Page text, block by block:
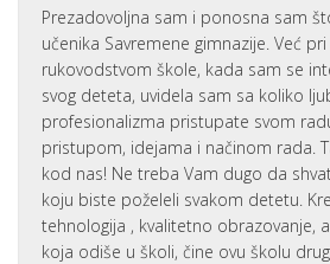
Prezadovoljna sam i ponosna sam
učenika Savremene gimnazije. Već
rukovodstvom škole, kada sam se
svog deteta, uvidela sam sa koliko
profesionalizma pristupate svom
pristupom, idejama i načinom rada.
kod nas! Ne treba Vam dugo da
koju biste poželeli svakom detetu.
tehnologija , kvalitetno obrazovanje,
koja odiše u školi, čine ovu školu